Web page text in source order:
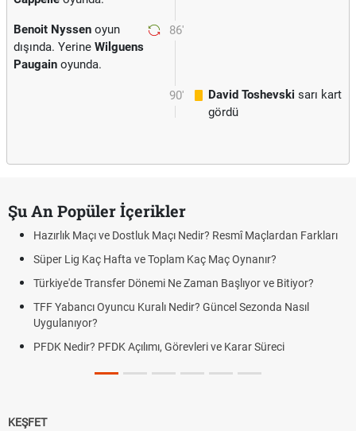
86'
Benoit Nyssen oyun
dışında. Yerine Wilguens
Paugain oyunda.
90' David Toshevski sarı kart
gördü
Şu An Popüler İçerikler
Hazırlık Maçı ve Dostluk Maçı Nedir? Resmî Maçlardan Farkları
Süper Lig Kaç Hafta ve Toplam Kaç Maç Oynanır?
Türkiye'de Transfer Dönemi Ne Zaman Başlıyor ve Bitiyor?
TFF Yabancı Oyuncu Kuralı Nedir? Güncel Sezonda Nasıl
Uygulanıyor?
PFDK Nedir? PFDK Açılımı, Görevleri ve Karar Süreci
KEŞFET